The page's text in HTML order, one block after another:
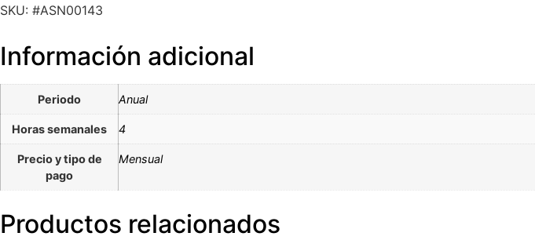
SKU: #ASN00143
Información adicional
Periodo Anual
Horas semanales 4
Precio y tipo de
pago
Mensual
Productos relacionados